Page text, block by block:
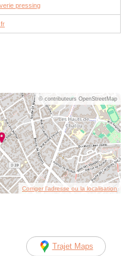
pressing
© contributeurs OpenStreetMap
Corriger l’adresse ou la localisation
Trajet Maps